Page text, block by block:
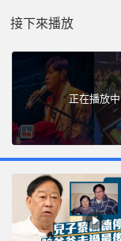
接下來播放
正在播放中